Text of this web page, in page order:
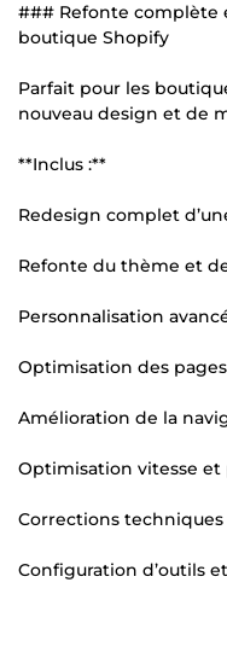
### Refonte complète
boutique Shopify
Parfait pour les
nouveau design et de
**Inclus :**
Redesign complet
Refonte du thème et
Personnalisation
Optimisation des
Amélioration de la
Optimisation vitesse et
Corrections techniques
Configuration d’outils